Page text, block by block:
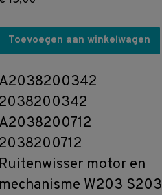
Toevoegen aan winkelwagen
A2038200342
2038200342
A2038200712
2038200712
Ruitenwisser motor en
mechanisme W203 S203